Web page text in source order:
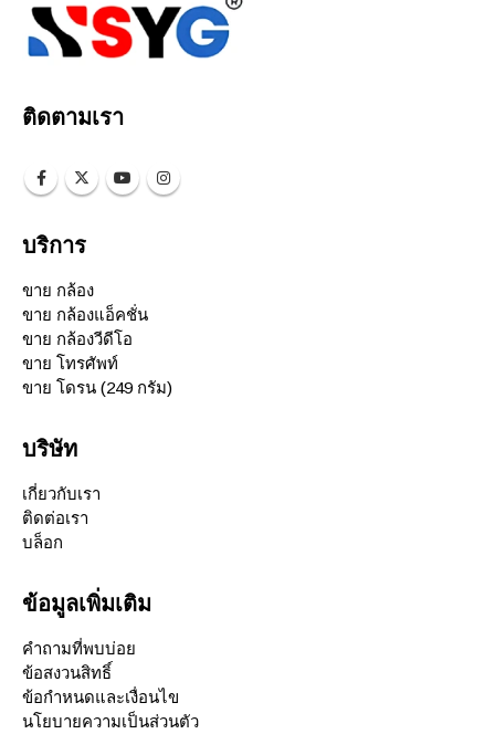
ติดตามเรา
บริการ
ขาย กล้อง
ขาย กล้องแอ็คชั่น
ขาย กล้องวีดีโอ
ขาย โทรศัพท์
ขาย โดรน (249 กรัม)
บริษัท
เกี่ยวกับเรา
ติดต่อเรา
บล็อก
ข้อมูลเพิ่มเติม
คำถามที่พบบ่อย
ข้อสงวนสิทธิ์
ข้อกำหนดและเงื่อนไข
นโยบายความเป็นส่วนตัว